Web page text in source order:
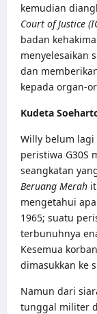
kemudian
Court of Justice
badan
menyelesaikan
dan
kepada organ-
Kudeta
Willy belum lagi
peristiwa G30S
seangkatan
Beruang Merah
mengetahui
1965; suatu
terbunuhnya
Kesemua
dimasukkan ke
Namun dari
tunggal militer